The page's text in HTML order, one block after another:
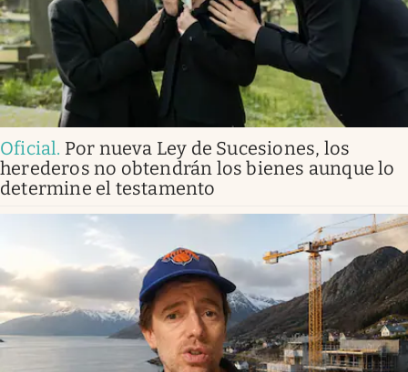
Oficial. Por nueva Ley de Sucesiones, los
herederos no obtendrán los bienes aunque lo
determine el testamento